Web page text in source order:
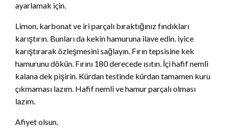
ayarlamak için.
Limon, karbonat ve iri parçalı bıraktığınız fındıkları
karıştırın. Bunları da kekin hamuruna ilave edin. iyice
karıştırarak özleşmesini sağlayın. Fırın tepsisine kek
hamurunu dökün. Fırını 180 derecede ısıtın. İçi hafif nemli
kalana dek pişirin. Kürdan testinde kürdan tamamen kuru
çıkmaması lazım. Hafif nemli ve hamur parçalı olması
lazım.
Afiyet olsun.